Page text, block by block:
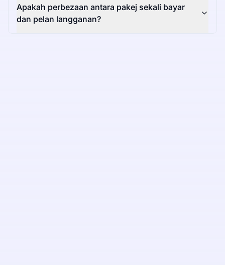
Apakah perbezaan antara pakej sekali bayar
dan pelan langganan?